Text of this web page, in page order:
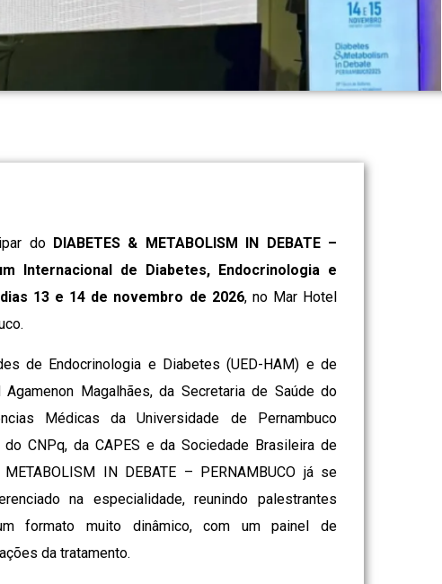
doDIABETES & METABOLISM IN DEBATE –
Internacional de Diabetes, Endocrinologia e
13 e 14 de novembro de 2026, no Mar Hotel
de Endocrinologia e Diabetes (UED-HAM) e de
Magalhães, da Secretaria de Saúde do
Médicas da Universidade de Pernambuco
CNPq, da CAPES e da Sociedade Brasileira de
IN DEBATE – PERNAMBUCO já se
na especialidade, reunindo palestrantes
formato muito dinâmico, com um painel de
da tratamento.